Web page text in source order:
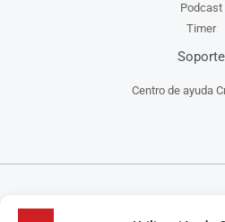
Podcast
Timer
Soporte
Centro de ayuda
CrossHero es un software y app todo en uno,